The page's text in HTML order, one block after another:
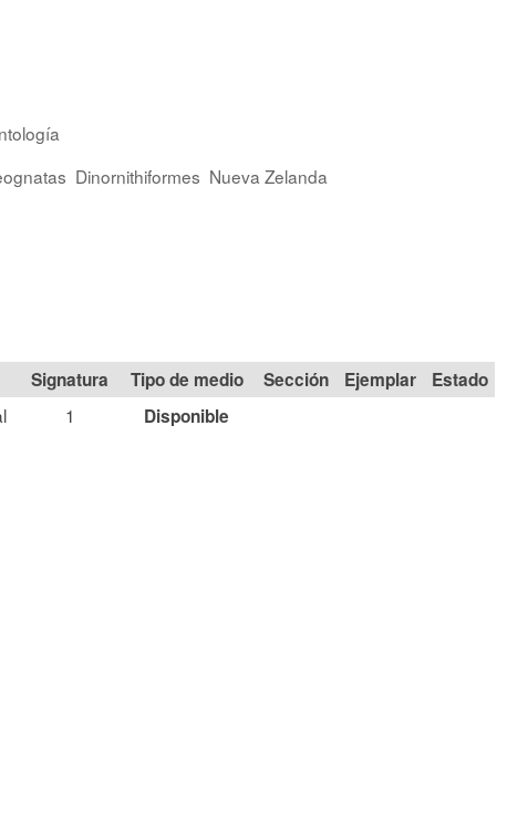
Dinornithiformes Nueva Zelanda
Signatura Tipo de medio Sección
Estado
1 Disponible